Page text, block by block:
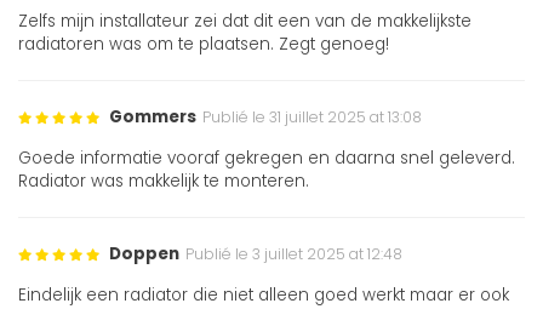
Zelfs mijn installateur zei dat dit een van de makkelijkste
radiatoren was om te plaatsen. Zegt genoeg!
Gommers Publié le 31 juillet 2025 at 13:08
Goede informatie vooraf gekregen en daarna snel geleverd.
Radiator was makkelijk te monteren.
Doppen Publié le 3 juillet 2025 at 12:48
Eindelijk een radiator die niet alleen goed werkt maar er ook